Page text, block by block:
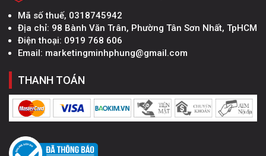
Mã số thuế, 0318745942
Địa chỉ: 98 Bành Văn Trân, Phường Tân Sơn Nhất, TpHCM
Điện thoại: 0919 768 606
Email: marketingminhphung@gmail.com
THANH TOÁN